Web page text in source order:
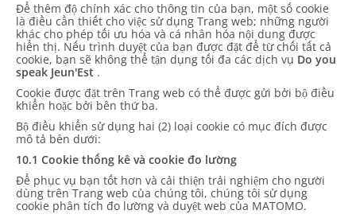
Để thêm độ chính xác cho thông tin của bạn, một số cookie
là điều cần thiết cho việc sử dụng Trang web; những người
khác cho phép tối ưu hóa và cá nhân hóa nội dung được
hiển thị. Nếu trình duyệt của bạn được đặt để từ chối tất cả
cookie, bạn sẽ không thể tận dụng tối đa các dịch vụ Do you
speak Jeun'Est .
Cookie được đặt trên Trang web có thể được gửi bởi bộ điều
khiển hoặc bởi bên thứ ba.
Bộ điều khiển sử dụng hai (2) loại cookie có mục đích được
mô tả bên dưới:
10.1 Cookie thống kê và cookie đo lường
Để phục vụ bạn tốt hơn và cải thiện trải nghiệm cho người
dùng trên Trang web của chúng tôi, chúng tôi sử dụng
cookie phân tích đo lường và duyệt web của MATOMO.